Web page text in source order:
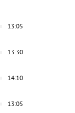
13:05
13:30
14:10
13:05